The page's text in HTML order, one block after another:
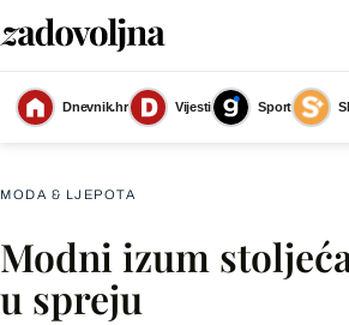
Dnevnik.hr Vijesti Sport
MODA & LJEPOTA
Modni izum
u spreju
Facebook